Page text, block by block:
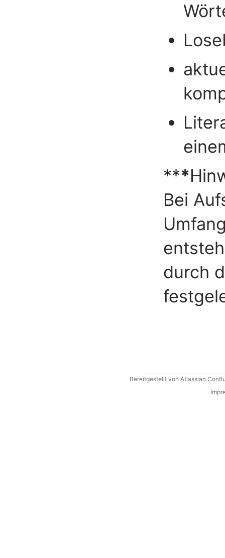
***
Bei
durch
Bereitgestellt von Atlassian